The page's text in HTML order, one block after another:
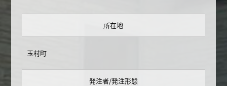
所在地
玉村町
発注者/発注形態